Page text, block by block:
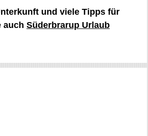
und viele Tipps für
auch Süderbrarup Urlaub